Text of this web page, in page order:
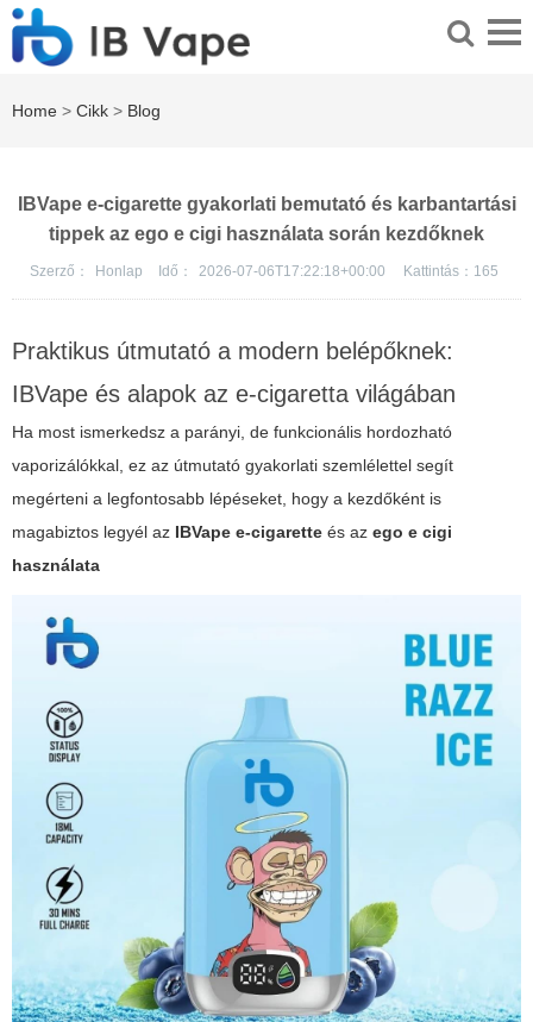
Home > Cikk > Blog
IBVape e-cigarette gyakorlati bemutató és karbantartási
tippek az ego e cigi használata során kezdőknek
Szerző： Honlap Idő： 2026-07-06T17:22:18+00:00 Kattintás： 165
Praktikus útmutató a modern belépőknek:
IBVape és alapok az e-cigaretta világában
Ha most ismerkedsz a parányi, de funkcionális hordozható
vaporizálókkal, ez az útmutató gyakorlati szemlélettel segít
megérteni a legfontosabb lépéseket, hogy a kezdőként is
magabiztos legyél az IBVape e-cigarette és az ego e cigi
használata